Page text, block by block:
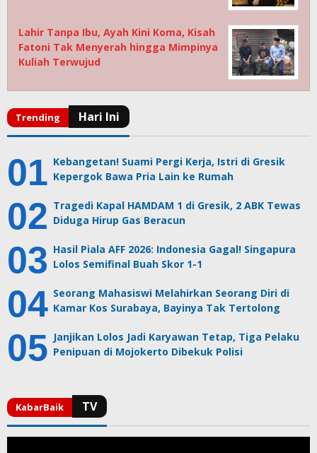
Lahir Tanpa Ibu, Ayah Kini Koma, Kisah
Fatoni Tak Menyerah hingga Mimpinya
Kuliah Terwujud
Kebangetan! Suami Pergi Kerja, Istri di Gresik
Kepergok Bawa Pria Lain ke Rumah
Tragedi Kapal HAMDAM 1 di Gresik, 2 ABK Tewas
Diduga Hirup Gas Beracun
Hasil Piala AFF 2026: Indonesia Gagal! Singapura
Lolos Semifinal Buah Skor 1-1
Seorang Mahasiswi Melahirkan Seorang Diri di
Kamar Kos Surabaya, Bayinya Tak Tertolong
Janjikan Lolos Jadi Karyawan Tetap, Tiga Pelaku
Penipuan di Mojokerto Dibekuk Polisi